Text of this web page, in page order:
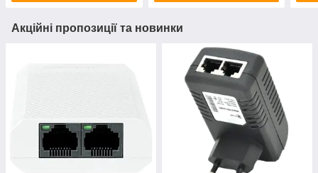
Акційні пропозиції та новинки